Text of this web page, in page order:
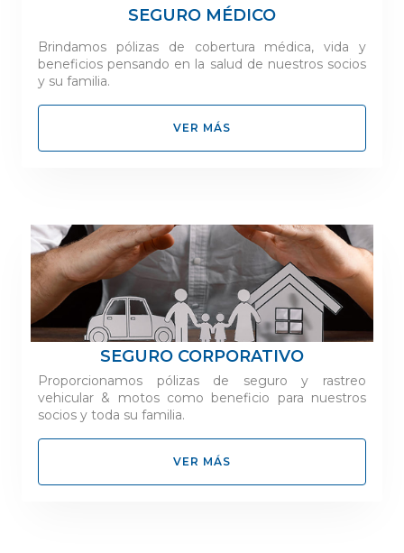
SEGURO MÉDICO
Brindamos pólizas de cobertura médica, vida y
beneficios pensando en la salud de nuestros socios
y su familia.
VER MÁS
SEGURO CORPORATIVO
Proporcionamos pólizas de seguro y rastreo
vehicular & motos como beneficio para nuestros
socios y toda su familia.
VER MÁS